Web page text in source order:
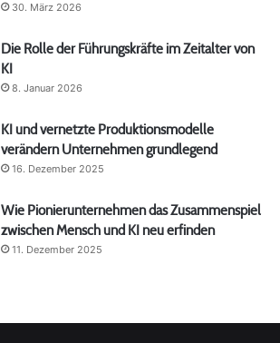
30. März 2026
Die Rolle der Führungskräfte im Zeitalter von
KI
8. Januar 2026
KI und vernetzte Produktionsmodelle
verändern Unternehmen grundlegend
16. Dezember 2025
Wie Pionierunternehmen das Zusammenspiel
zwischen Mensch und KI neu erfinden
11. Dezember 2025